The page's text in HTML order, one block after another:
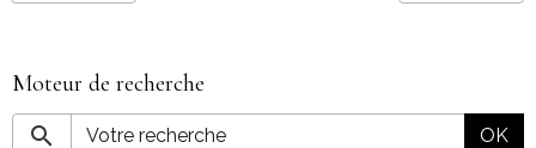
Moteur de recherche
OK